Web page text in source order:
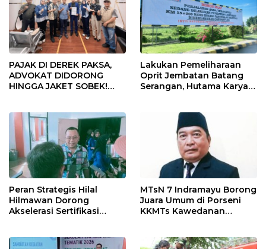
PAJAK DI DEREK PAKSA,
ADVOKAT DIDORONG
HINGGA JAKET SOBEK!
Pekanbaru!
Lakukan Pemeliharaan
Oprit Jembatan Batang
Serangan, Hutama Karya
Peran Strategis Hilal
Hilmawan Dorong
Akselerasi Sertifikasi
Indramayu
MTsN 7 Indramayu Borong
Juara Umum di Porseni
KKMTs Kawedanan